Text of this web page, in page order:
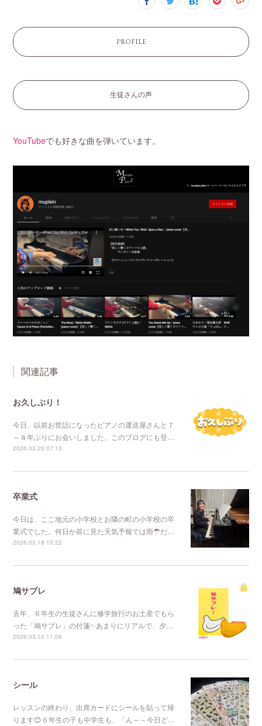
PROFILE
生徒さんの声
YouTubeでも好きな曲を弾いています。
関連記事
お久しぶり！
今日、以前お世話になったピアノの運送屋さんと７
～８年ぶりにお会いしました。このブログにも登…
2026.03.20 07:13
卒業式
今日は、ここ地元の小学校とお隣の町の小学校の卒
業式でした。何日か前に見た天気予報では雨☂だ…
2026.03.18 10:22
鳩サブレ
去年、６年生の生徒さんに修学旅行のお土産でもら
った「鳩サブレ」の付箋✨あまりにリアルで、夕…
2026.03.10 11:06
シール
レッスンの終わり、出席カードにシールを貼って帰
ります😊６年生の子も中学生も、「ん～～今日ど…